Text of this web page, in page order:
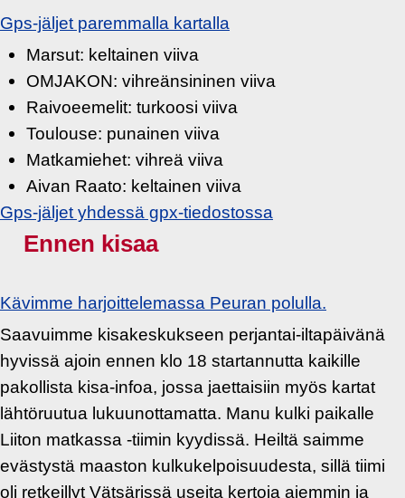
Gps-jäljet paremmalla kartalla
Marsut: keltainen viiva
OMJAKON: vihreänsininen viiva
Raivoeemelit: turkoosi viiva
Toulouse: punainen viiva
Matkamiehet: vihreä viiva
Aivan Raato: keltainen viiva
Gps-jäljet yhdessä gpx-tiedostossa
Ennen kisaa
Kävimme harjoittelemassa Peuran polulla.
Saavuimme kisakeskukseen perjantai-iltapäivänä
hyvissä ajoin ennen klo 18 startannutta kaikille
pakollista kisa-infoa, jossa jaettaisiin myös kartat
lähtöruutua lukuunottamatta. Manu kulki paikalle
Liiton matkassa -tiimin kyydissä. Heiltä saimme
evästystä maaston kulkukelpoisuudesta, sillä tiimi
oli retkeillyt Vätsärissä useita kertoja aiemmin ja